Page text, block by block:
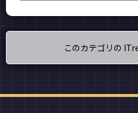
このカテゴリの